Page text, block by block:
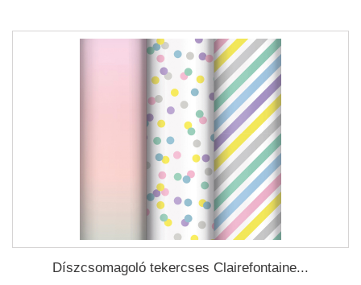
Díszcsomagoló tekercses Clairefontaine...